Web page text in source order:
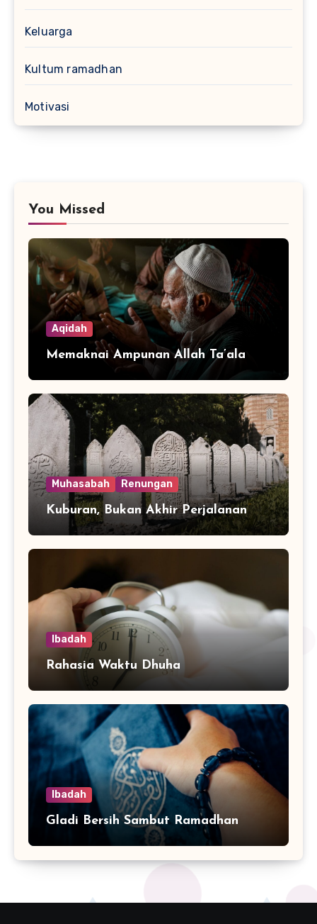
Keluarga
Kultum ramadhan
Motivasi
You Missed
Aqidah
Memaknai Ampunan Allah Ta’ala
Muhasabah Renungan
Kuburan, Bukan Akhir Perjalanan
Ibadah
Rahasia Waktu Dhuha
Ibadah
Gladi Bersih Sambut Ramadhan